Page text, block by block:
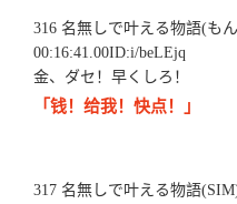
316 名無しで叶える物語(も
00:16:41.00ID:i/beLEjq
金、ダセ！早くしろ！
「钱！给我！快点！」
317 名無しで叶える物語